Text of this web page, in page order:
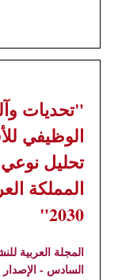
"تحديات
الوظيفي
تحليل
المملكة
2030"
المجلة العربية